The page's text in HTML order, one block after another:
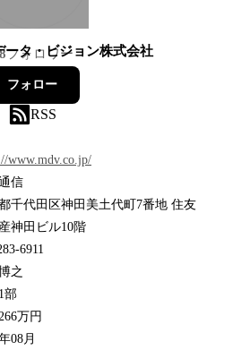
ータ・ビジョン株式会社
フォロワー
フォロー
RSS
www.mdv.co.jp/
信
千代田区神田美土代町7番地 住友
神田ビル10階
6911
之
部
万円
08月